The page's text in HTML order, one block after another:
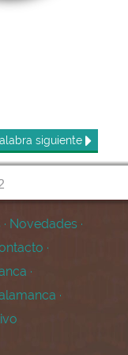
siguiente
· Novedades ·
·
·
·